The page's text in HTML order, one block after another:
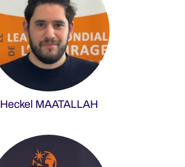
Heckel MAATALLAH